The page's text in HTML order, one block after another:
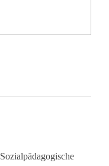
Sozialpädagogische